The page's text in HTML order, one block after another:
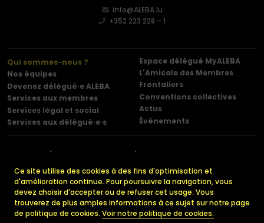
info@ALEBA.lu
+352 223 228 – 1
Qui sommes-nous ?
Nos équipes
Devenez délégué·e ALEBA
Services aux membres
Services légal et social
Services aux délégué·e·s
Espace délégué MyALEBA
L'Amicale des Membres
Frontaliers
Conventions collectives
Actus
Évènements
© 2026 ALEBA. Tous droits réservés.
Ce site utilise des cookies à des fins d'optimisation et
d'amélioration continue. Pour poursuivre la navigation, vous
devez choisir d'accepter ou de refuser cet usage. Vous
trouverez de plus amples informations à ce sujet sur notre page
de politique de cookies. Voir notre politique de cookies.